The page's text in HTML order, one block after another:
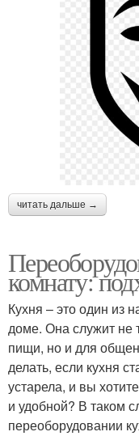
читать дальше →
комнату:
Кухня – это один из
доме. Она служит не
пищи, но и для
делать, если кухня
устарела, и вы
и удобной? В таком
переоборудовании